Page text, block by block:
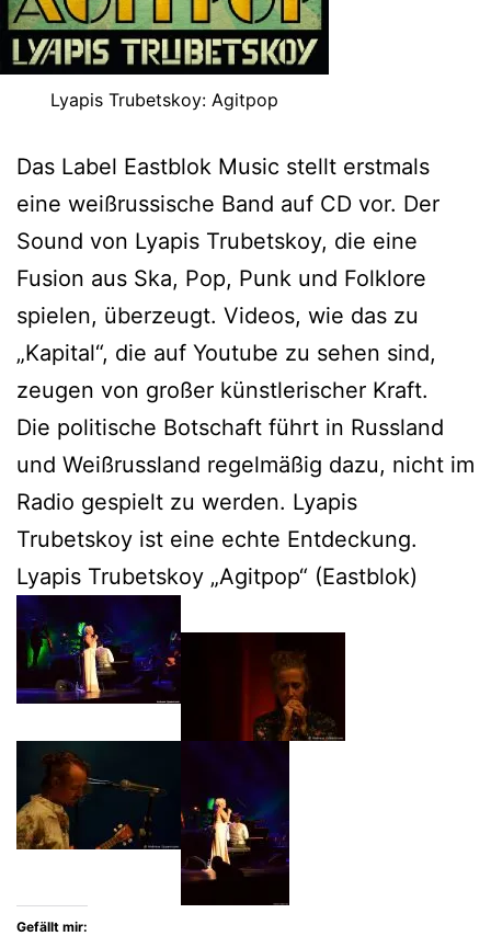
Lyapis Trubetskoy: Agitpop
Das Label Eastblok Music stellt erstmals
eine weißrussische Band auf CD vor. Der
Sound von Lyapis Trubetskoy, die eine
Fusion aus Ska, Pop, Punk und Folklore
spielen, überzeugt. Videos, wie das zu
„Kapital“, die auf Youtube zu sehen sind,
zeugen von großer künstlerischer Kraft.
Die politische Botschaft führt in Russland
und Weißrussland regelmäßig dazu, nicht im
Radio gespielt zu werden. Lyapis
Trubetskoy ist eine echte Entdeckung.
Lyapis Trubetskoy „Agitpop“ (Eastblok)
Gefällt mir: